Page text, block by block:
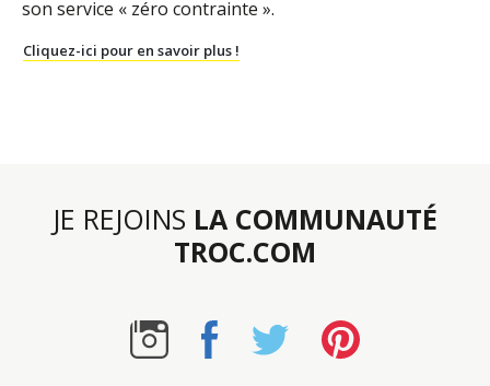
son service « zéro contrainte ».
Cliquez-ici pour en savoir plus !
JE REJOINS LA COMMUNAUTÉ
TROC.COM